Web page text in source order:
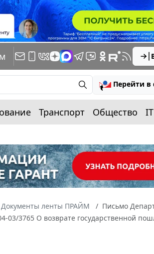
Перейти в
Транспорт Общество IT
Документы ленты ПРАЙМ
Письмо
3765 О возврате государственной